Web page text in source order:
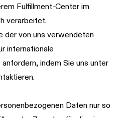
Fulfillment-Center im
verarbeitet.
der von uns verwendeten
internationale
indem Sie uns unter
Daten nur so